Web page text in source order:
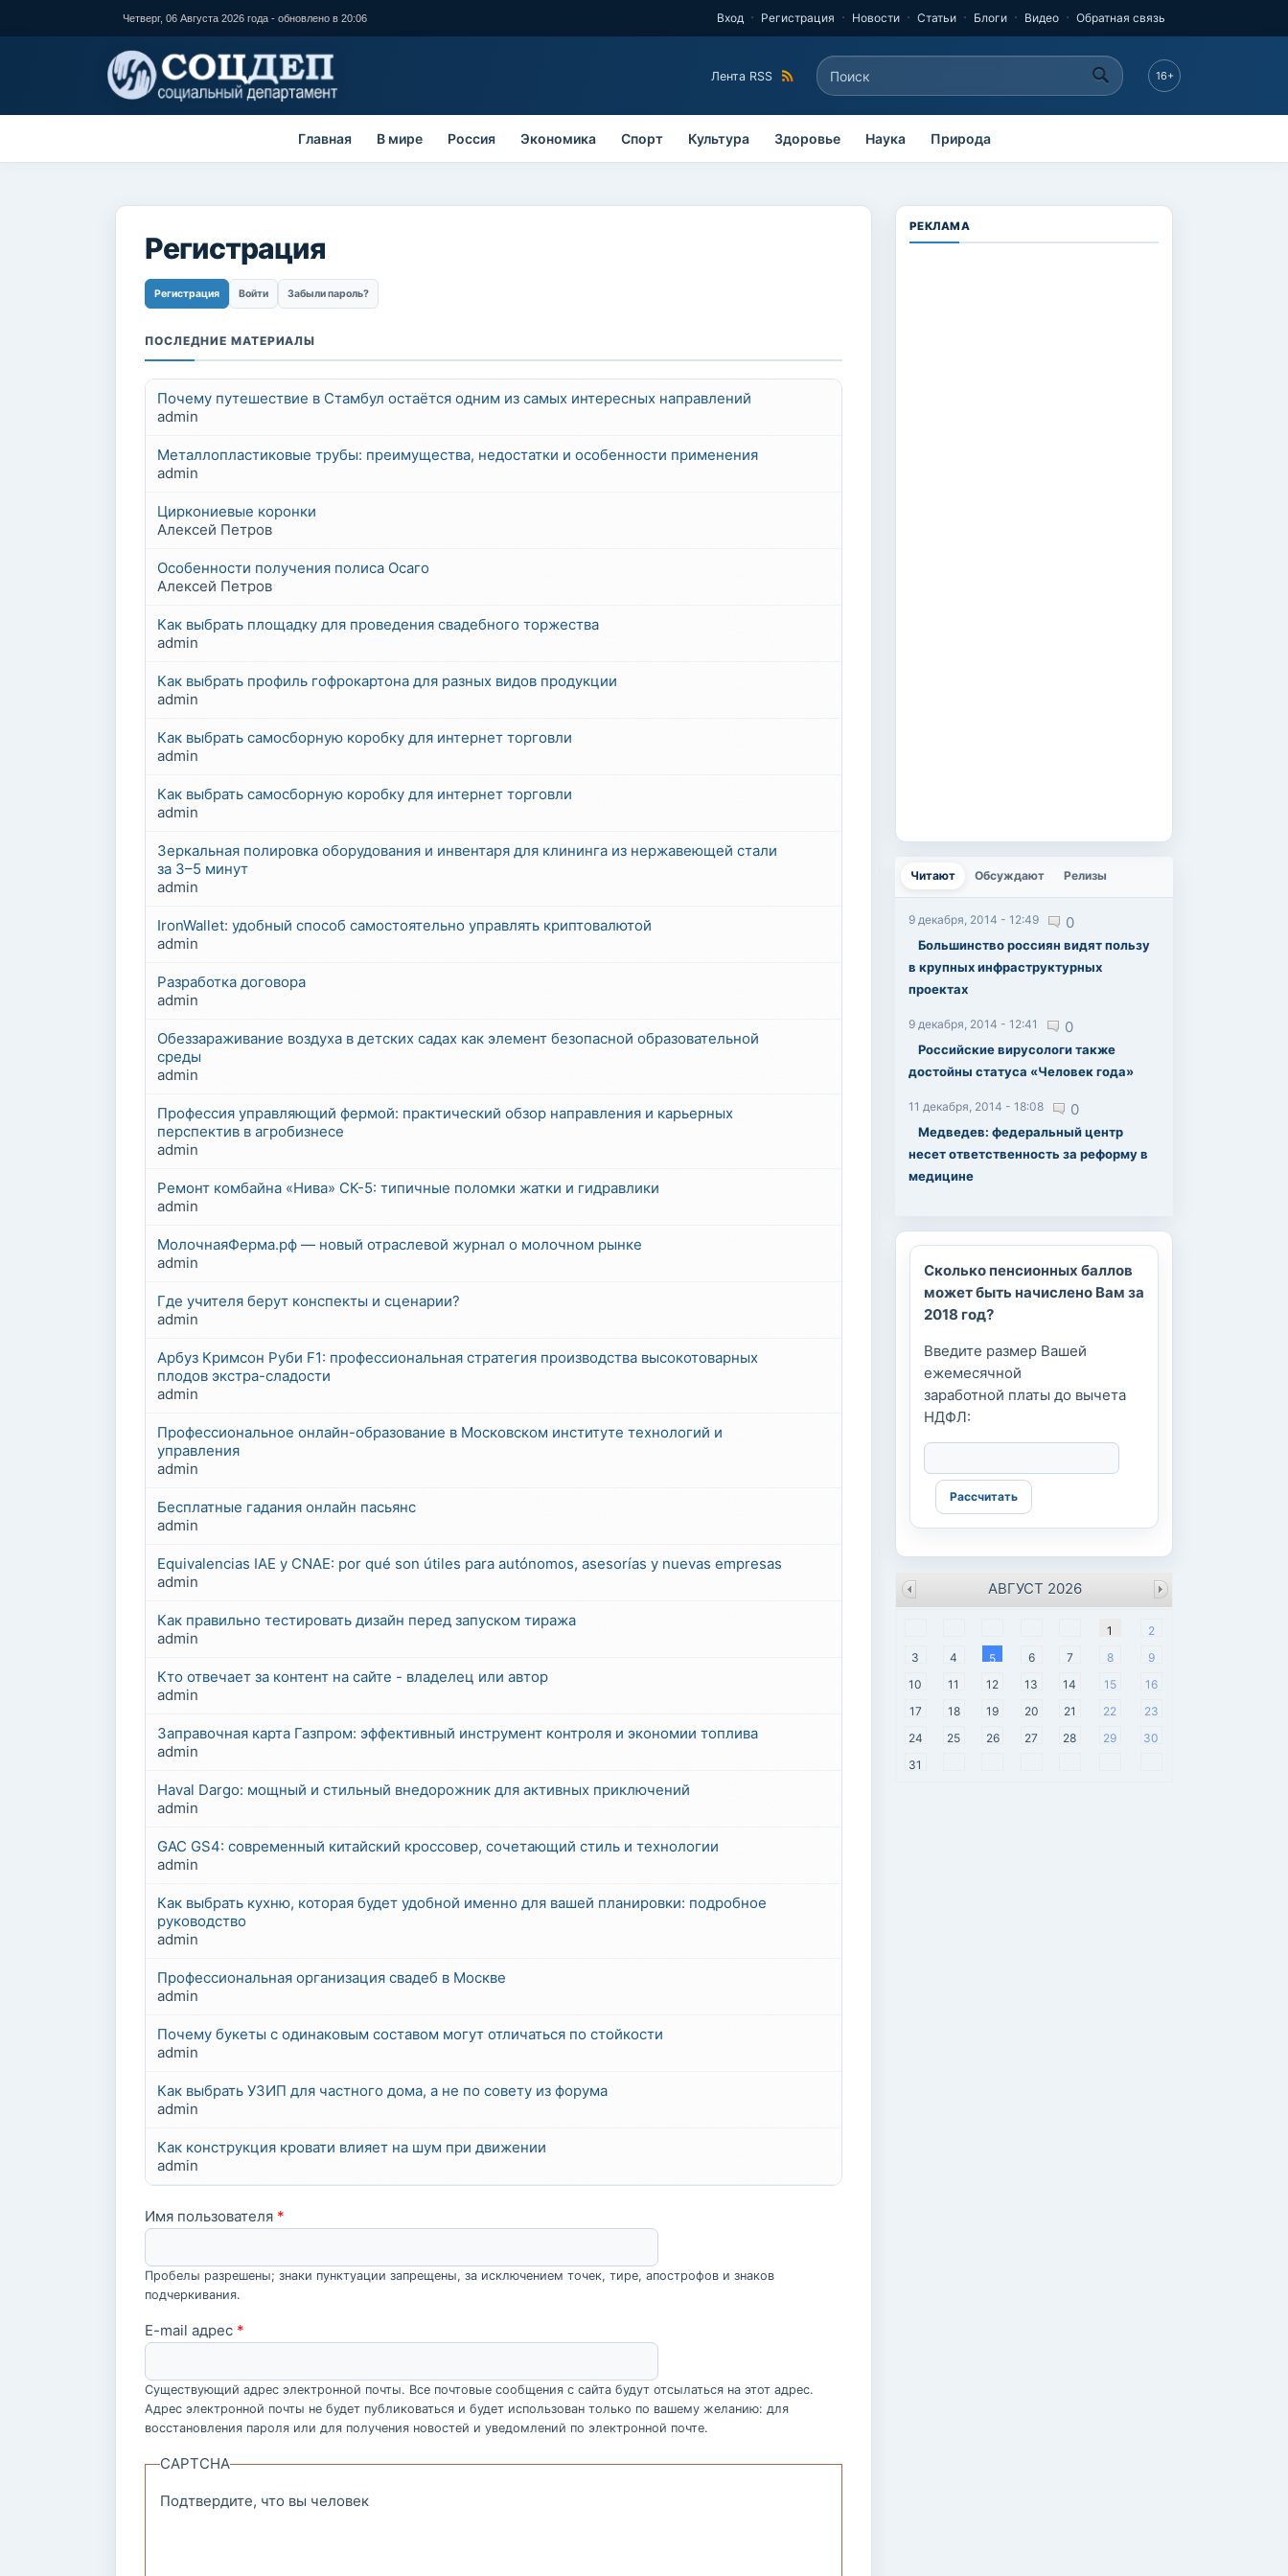
основному
Четверг, 06 Августа 2026 года - обновлено в 20:06 Вход Регистрация Новости Статьи Блоги Видео Обратная связь
Лента RSS Форма поиска
Поиск 16+
Главная В мире Россия Экономика Спорт Культура Здоровье Наука Природа
Регистрация
Главные вкладки
Регистрация
(активная вкладка)Войти Забыли пароль?
ПОСЛЕДНИЕ МАТЕРИАЛЫ
Почему путешествие в Стамбул остаётся одним из самых интересных направлений
admin
Металлопластиковые трубы: преимущества, недостатки и особенности применения
admin
Циркониевые коронки
Алексей Петров
Особенности получения полиса Осаго
Алексей Петров
Как выбрать площадку для проведения свадебного торжества
admin
Как выбрать профиль гофрокартона для разных видов продукции
admin
Как выбрать самосборную коробку для интернет торговли
admin
Как выбрать самосборную коробку для интернет торговли
admin
Зеркальная полировка оборудования и инвентаря для клининга из нержавеющей стали
за 3–5 минут
admin
IronWallet: удобный способ самостоятельно управлять криптовалютой
admin
Разработка договора
admin
Обеззараживание воздуха в детских садах как элемент безопасной образовательной
среды
admin
Профессия управляющий фермой: практический обзор направления и карьерных
перспектив в агробизнесе
admin
Ремонт комбайна «Нива» СК-5: типичные поломки жатки и гидравлики
admin
МолочнаяФерма.рф — новый отраслевой журнал о молочном рынке
admin
Где учителя берут конспекты и сценарии?
admin
Арбуз Кримсон Руби F1: профессиональная стратегия производства высокотоварных
плодов экстра-сладости
admin
Профессиональное онлайн-образование в Московском институте технологий и
управления
admin
Бесплатные гадания онлайн пасьянс
admin
Equivalencias IAE y CNAE: por qué son útiles para autónomos, asesorías y nuevas empresas
admin
Как правильно тестировать дизайн перед запуском тиража
admin
Кто отвечает за контент на сайте - владелец или автор
admin
Заправочная карта Газпром: эффективный инструмент контроля и экономии топлива
admin
Haval Dargo: мощный и стильный внедорожник для активных приключений
admin
GAC GS4: современный китайский кроссовер, сочетающий стиль и технологии
admin
Как выбрать кухню, которая будет удобной именно для вашей планировки: подробное
руководство
admin
Профессиональная организация свадеб в Москве
admin
Почему букеты с одинаковым составом могут отличаться по стойкости
admin
Как выбрать УЗИП для частного дома, а не по совету из форума
admin
Как конструкция кровати влияет на шум при движении
admin
Имя пользователя *
Пробелы разрешены; знаки пунктуации запрещены, за исключением точек, тире, апострофов и знаков
подчеркивания.
E-mail адрес *
Существующий адрес электронной почты. Все почтовые сообщения с сайта будут отсылаться на этот адрес.
Адрес электронной почты не будет публиковаться и будет использован только по вашему желанию: для
восстановления пароля или для получения новостей и уведомлений по электронной почте.
CAPTCHA
Подтвердите, что вы человек
РЕКЛАМА
Читают
(активная вкладка)
Обсуждают Релизы
9 декабря, 2014 - 12:49 0
Большинство россиян видят пользу
в крупных инфраструктурных
проектах
9 декабря, 2014 - 12:41 0
Российские вирусологи также
достойны статуса «Человек года»
11 декабря, 2014 - 18:08 0
Медведев: федеральный центр
несет ответственность за реформу в
медицине
Сколько пенсионных баллов
может быть начислено Вам за
2018 год?
Введите размер Вашей
ежемесячной
заработной платы до вычета
НДФЛ:
1
2
3
4 5 6 7 8
9
10
11 12 13 14 15
16
17
18 19 20 21 22
23
24
25 26 27 28 29
30
31
АВГУСТ 2026